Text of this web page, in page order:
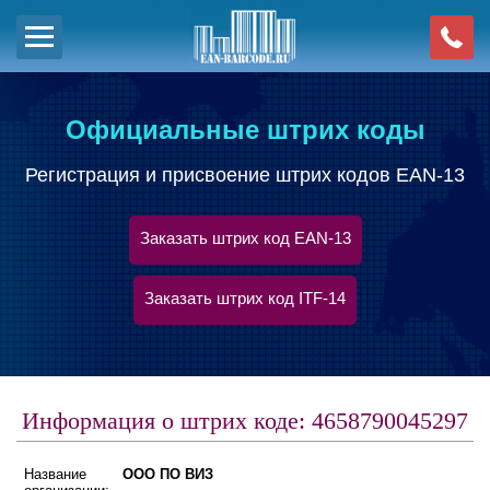
Официальные штрих коды
Регистрация и присвоение штрих кодов EAN-13
Заказать штрих код EAN-13
Заказать штрих код ITF-14
Информация о штрих коде: 4658790045297
Название
ООО ПО ВИЗ